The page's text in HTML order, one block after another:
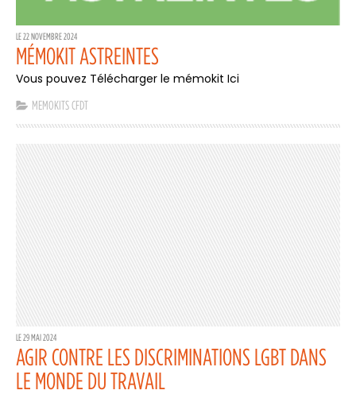
LE 22 NOVEMBRE 2024
MÉMOKIT ASTREINTES
Vous pouvez Télécharger le mémokit Ici
MEMOKITS CFDT
LE 29 MAI 2024
AGIR CONTRE LES DISCRIMINATIONS LGBT DANS
LE MONDE DU TRAVAIL